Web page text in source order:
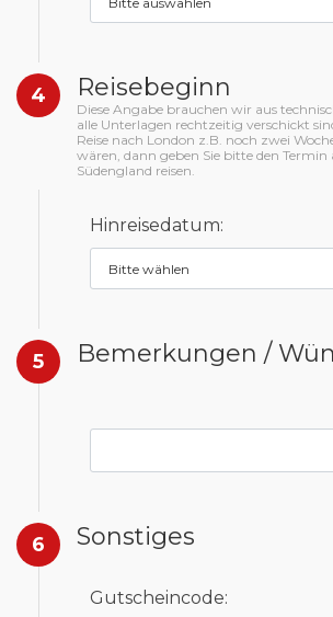
4 Reisebeginn
Diese Angabe brauchen wir aus
alle Unterlagen rechtzeitig verschickt
Reise nach London z.B. noch zwei
wären, dann geben Sie bitte den Termin
Südengland reisen.
Hinreisedatum:
5 Bemerkungen /
6 Sonstiges
Gutscheincode: